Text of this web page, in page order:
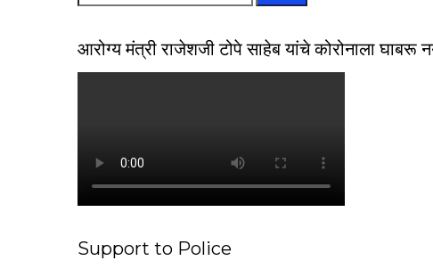
for:
आरोग्य मंत्री राजेशजी टोपे साहेब यांचे कोरोनाला
Support to Police